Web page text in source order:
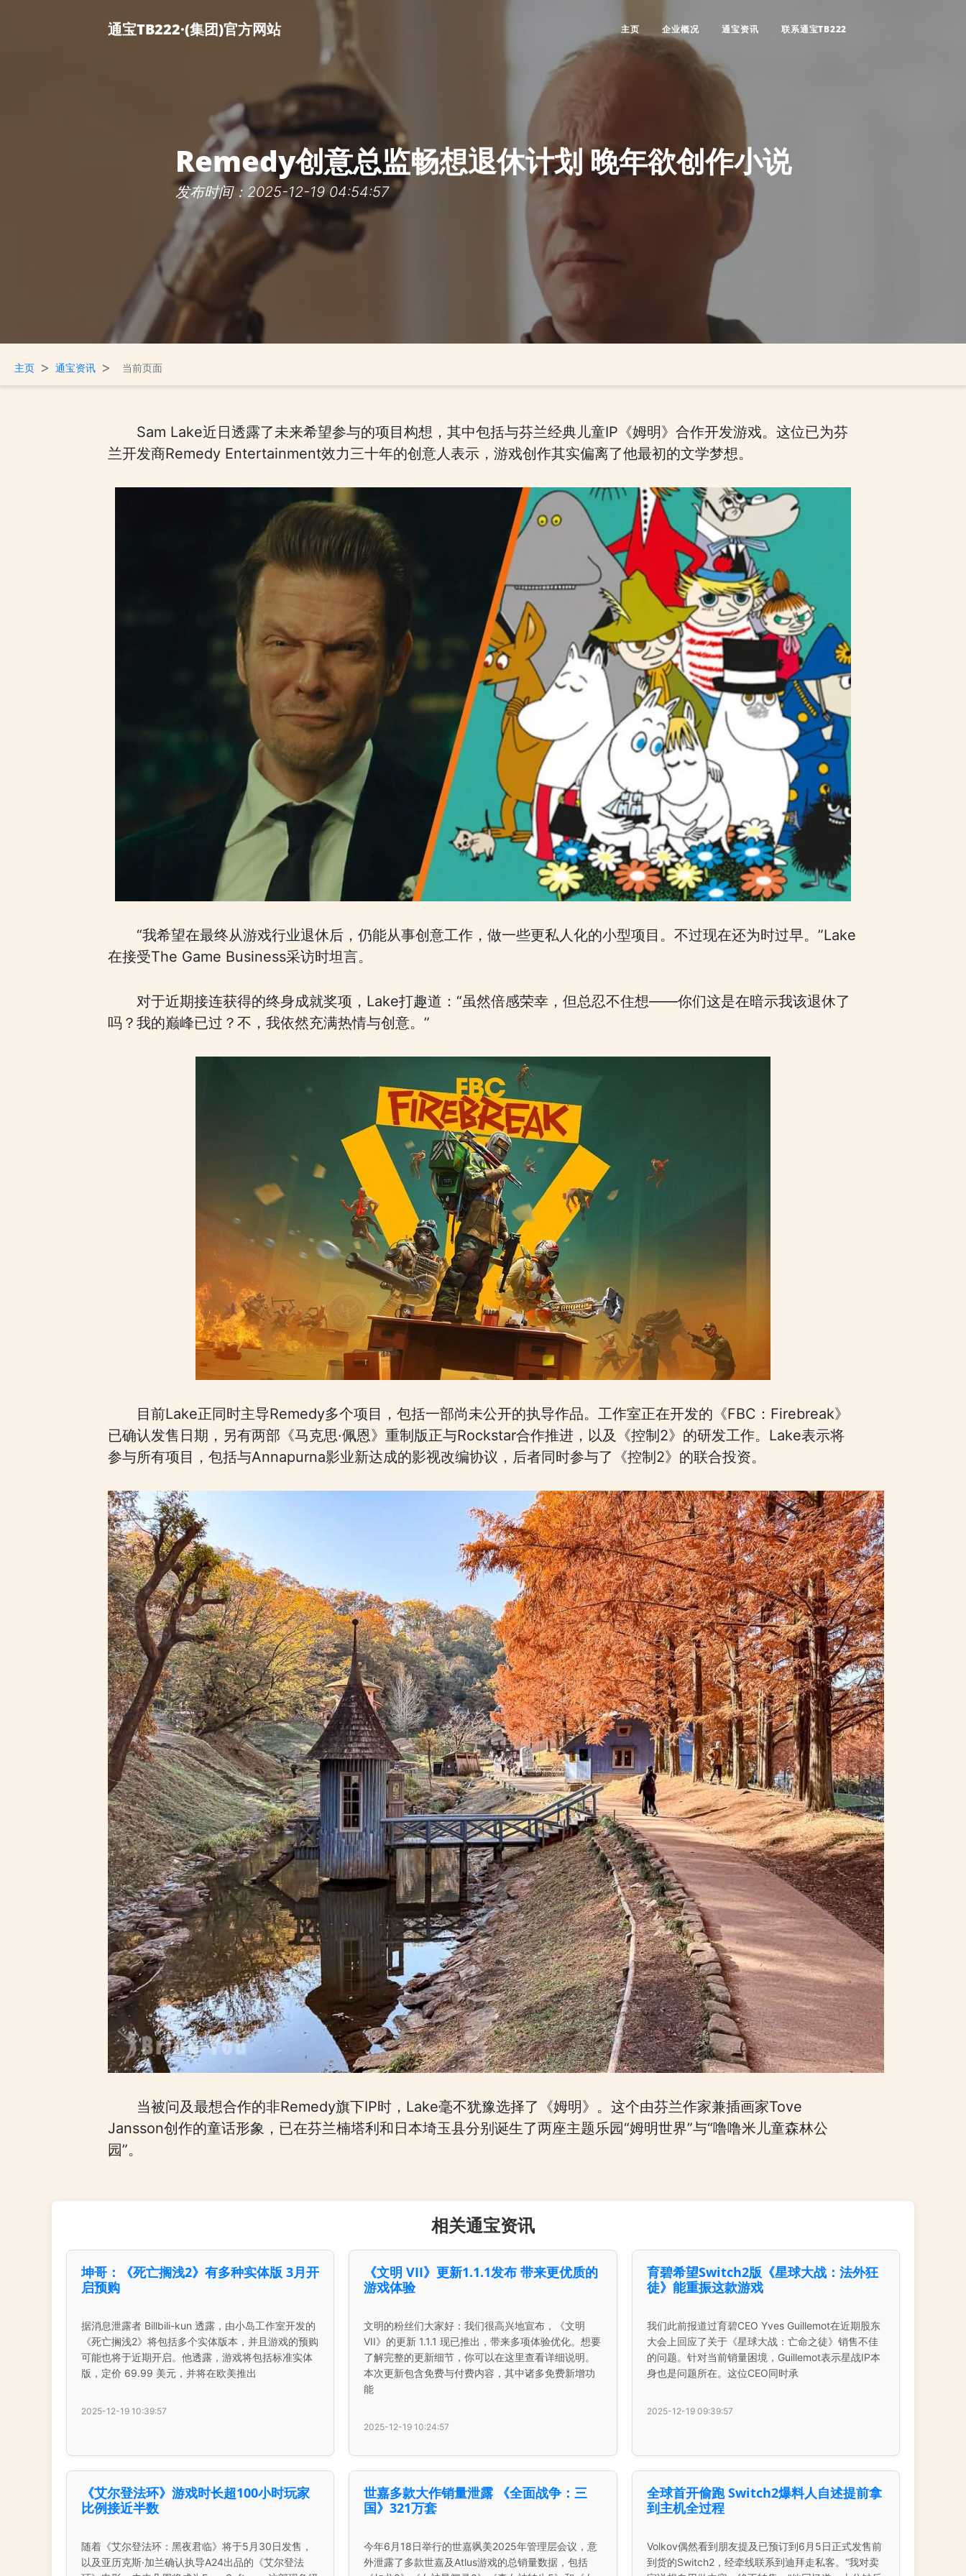
通宝TB222·(集团)官方网站 主页 企业概况 通宝资讯 联系通宝TB222
Remedy创意总监畅想退休计划 晚年欲创作小说
发布时间：2025-12-19 04:54:57
主页 > 通宝资讯 > 当前页面
Sam Lake近日透露了未来希望参与的项目构想，其中包括与芬兰经典儿童IP《姆明》合作开发游戏。这位已为芬
兰开发商Remedy Entertainment效力三十年的创意人表示，游戏创作其实偏离了他最初的文学梦想。
“我希望在最终从游戏行业退休后，仍能从事创意工作，做一些更私人化的小型项目。不过现在还为时过早。”Lake
在接受The Game Business采访时坦言。
对于近期接连获得的终身成就奖项，Lake打趣道：“虽然倍感荣幸，但总忍不住想——你们这是在暗示我该退休了
吗？我的巅峰已过？不，我依然充满热情与创意。”
目前Lake正同时主导Remedy多个项目，包括一部尚未公开的执导作品。工作室正在开发的《FBC：Firebreak》
已确认发售日期，另有两部《马克思·佩恩》重制版正与Rockstar合作推进，以及《控制2》的研发工作。Lake表示将
参与所有项目，包括与Annapurna影业新达成的影视改编协议，后者同时参与了《控制2》的联合投资。
当被问及最想合作的非Remedy旗下IP时，Lake毫不犹豫选择了《姆明》。这个由芬兰作家兼插画家Tove
Jansson创作的童话形象，已在芬兰楠塔利和日本埼玉县分别诞生了两座主题乐园“姆明世界”与“噜噜米儿童森林公
园”。
相关通宝资讯
坤哥：《死亡搁浅2》有多种实体版 3月开
启预购
据消息泄露者 Billbili-kun 透露，由小岛工作室开发的
《死亡搁浅2》将包括多个实体版本，并且游戏的预购
可能也将于近期开启。他透露，游戏将包括标准实体
版，定价 69.99 美元，并将在欧美推出
2025-12-19 10:39:57
《文明 VII》更新1.1.1发布 带来更优质的
游戏体验
文明的粉丝们大家好：我们很高兴地宣布，《文明
VII》的更新 1.1.1 现已推出，带来多项体验优化。想要
了解完整的更新细节，你可以在这里查看详细说明。
本次更新包含免费与付费内容，其中诸多免费新增功
能
2025-12-19 10:24:57
育碧希望Switch2版《星球大战：法外狂
徒》能重振这款游戏
我们此前报道过育碧CEO Yves Guillemot在近期股东
大会上回应了关于《星球大战：亡命之徒》销售不佳
的问题。针对当前销量困境，Guillemot表示星战IP本
身也是问题所在。这位CEO同时承
2025-12-19 09:39:57
《艾尔登法环》游戏时长超100小时玩家
比例接近半数
随着《艾尔登法环：黑夜君临》将于5月30日发售，
以及亚历克斯·加兰确认执导A24出品的《艾尔登法
世嘉多款大作销量泄露 《全面战争：三
国》321万套
今年6月18日举行的世嘉飒美2025年管理层会议，意
外泄露了多款世嘉及Atlus游戏的总销量数据，包括
全球首开偷跑 Switch2爆料人自述提前拿
到主机全过程
Volkov偶然看到朋友提及已预订到6月5日正式发售前
到货的Switch2，经牵线联系到迪拜走私客。“我对卖